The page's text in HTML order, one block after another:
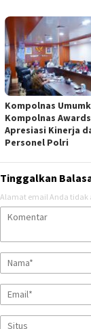
Kompolnas
Kompolnas Awards
Apresiasi Kinerja
Personel Polri
Tinggalkan
Alamat email Anda tidak